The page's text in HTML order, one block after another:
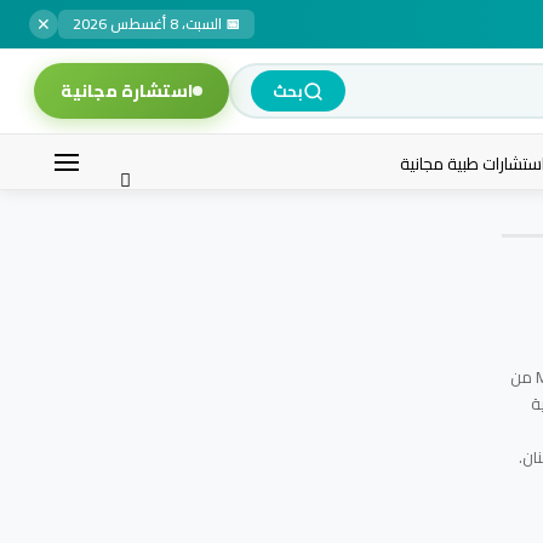
📅 السبت، 8 أغسطس 2026 ✕
بحث استشارة مجانية
طبية مجانية
استشارية طب الفم والأسنان بالإدارة الطبية بجامعة حلوان، حاصلةعلى ماجستير علاج الجذور من جامعة القاهرة و ماجستير ادارة الأعمال MBA من